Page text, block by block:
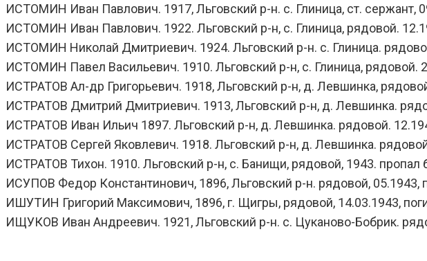
ИСТОМИН Иван Павлович. 1917, Льговский р-н. с. Глиница, ст. сержант,
ИСТОМИН Иван Павлович. 1922. Льговский р-н, с. Глиница, рядовой.
ИСТОМИН Николай Дмитриевич. 1924. Льговский р-н. с. Глиница.
ИСТОМИН Павел Васильевич. 1910. Льговский р-н, с. Глиница, рядовой.
ИСТРАТОВ Ал-др Григорьевич. 1918, Льговский р-н, д. Левшинка,
ИСТРАТОВ Дмитрий Дмитриевич. 1913, Льговский р-н, д. Левшинка.
ИСТРАТОВ Иван Ильич 1897. Льговский р-н, д. Левшинка. рядовой.
ИСТРАТОВ Сергей Яковлевич. 1918. Льговский р-н, д. Левшинка.
ИСТРАТОВ Тихон. 1910. Льговский р-н, с. Банищи, рядовой, 1943. пропал
ИСУПОВ Федор Константинович, 1896, Льговский р-н. рядовой, 05.1943,
ИШУТИН Григорий Максимович, 1896, г. Щигры, рядовой, 14.03.1943,
ИЩУКОВ Иван Андреевич. 1921, Льговский р-н. с. Цуканово-Бобрик.